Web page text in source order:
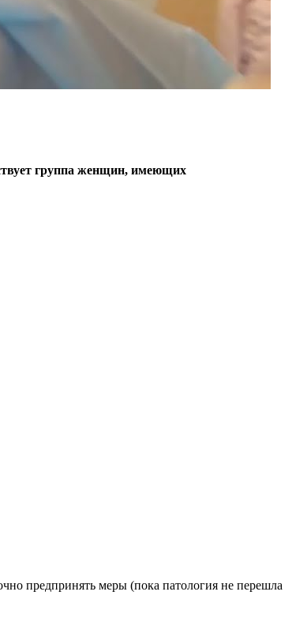
группа женщин, имеющих
предпринять меры (пока патология не перешла